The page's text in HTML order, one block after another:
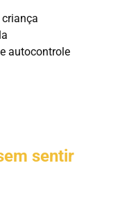
autocontrole
sentir